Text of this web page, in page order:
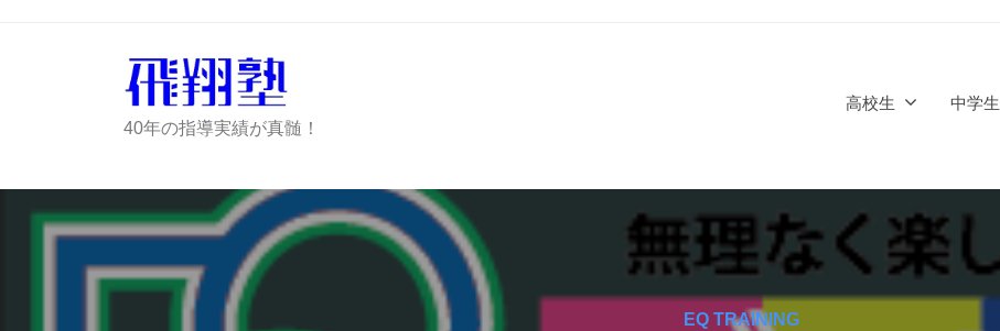
ハ
ツ
学
40年の指導実績が真髄！
高校生 中学生
EQ TRAINING
ラ
ツ
学
飛
翔
塾